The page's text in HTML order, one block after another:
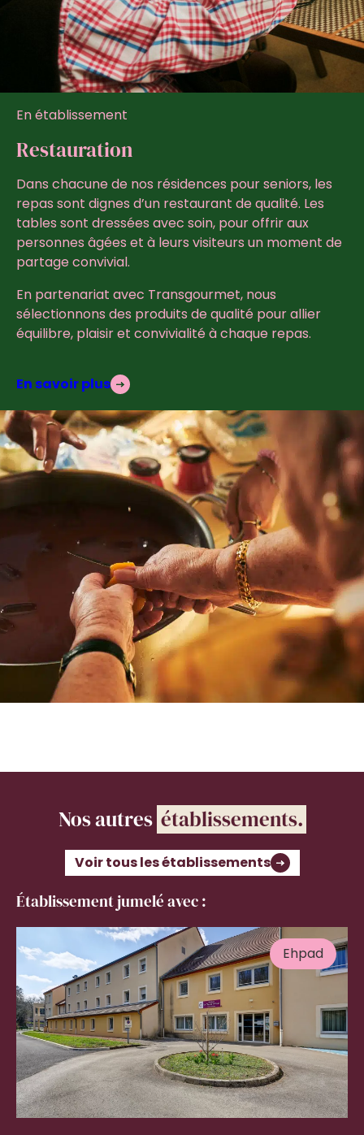
En établissement
Restauration
Dans chacune de nos résidences pour seniors, les
repas sont dignes d’un restaurant de qualité. Les
tables sont dressées avec soin, pour offrir aux
personnes âgées et à leurs visiteurs un moment de
partage convivial.
En partenariat avec Transgourmet, nous
sélectionnons des produits de qualité pour allier
équilibre, plaisir et convivialité à chaque repas.
En savoir plus
Nos autres établissements.
Voir tous les établissements
Établissement jumelé avec :
Ehpad